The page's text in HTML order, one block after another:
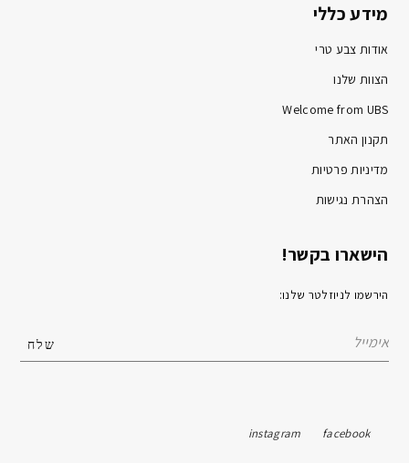
מידע כללי
אודות צבע טרי
הצוות שלנו
Welcome from UBS
תקנון האתר
מדיניות פרטיות
הצהרת נגישות
הישארו בקשר!
הירשמו לניוזלטר שלנו:
facebook
instagram